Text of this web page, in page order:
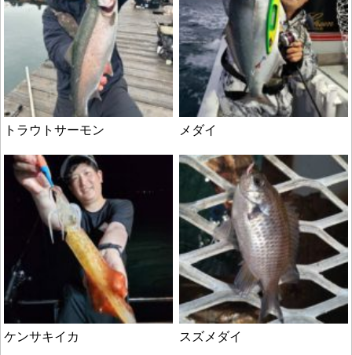
トラウトサーモン メダイ
ケンサキイカ スズメダイ